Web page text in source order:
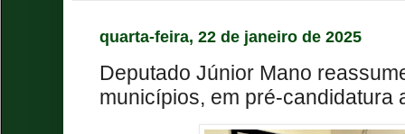
quarta-feira, 22 de janeiro de 2025
Deputado Júnior Mano
municípios, em pré-candidatura